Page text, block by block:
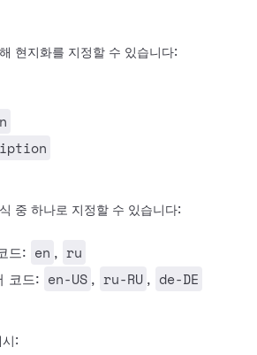
현지화를 지정할 수 있습니다:
중 하나로 지정할 수 있습니다:
드: en , ru
코드: en-US , ru-RU , de-DE
시: